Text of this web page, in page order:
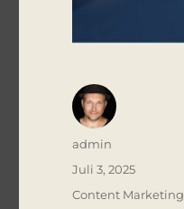
Autor
admin
Veröffentlicht
am
Juli 3, 2025
Kategorien
Content Marketing